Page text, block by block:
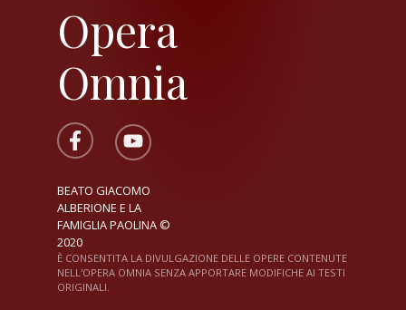
Opera
Omnia
BEATO GIACOMO
ALBERIONE E LA
FAMIGLIA PAOLINA ©
2020
È CONSENTITA LA DIVULGAZIONE DELLE OPERE CONTENUTE
NELL'OPERA OMNIA SENZA APPORTARE MODIFICHE AI TESTI
ORIGINALI.